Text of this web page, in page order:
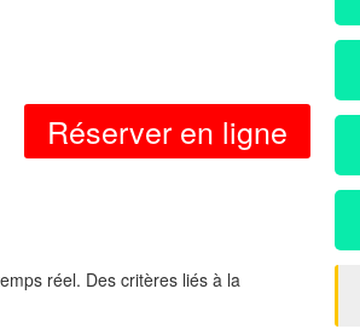
Réserver en ligne
réel. Des critères liés à la